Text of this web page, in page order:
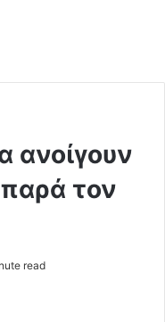
ανοίγουν
τον
read